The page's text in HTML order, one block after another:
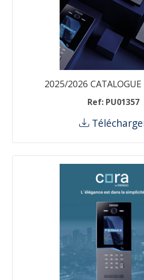
2025/2026 CATALOGUE
Ref: PU01357